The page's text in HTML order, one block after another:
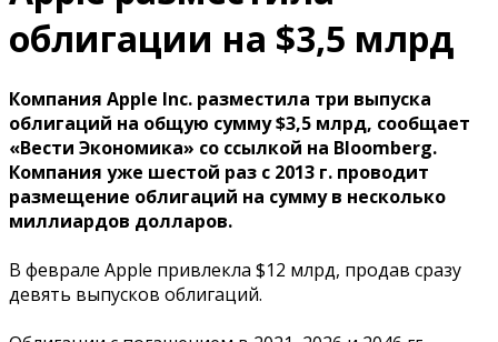
облигации на $3,5 млрд
Компания Apple Inc. разместила три выпуска
облигаций на общую сумму $3,5 млрд, сообщает
«Вести Экономика» со ссылкой на Bloomberg.
Компания уже шестой раз с 2013 г. проводит
размещение облигаций на сумму в несколько
миллиардов долларов.
В феврале Apple привлекла $12 млрд, продав сразу
девять выпусков облигаций.